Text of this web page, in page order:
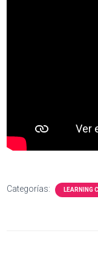
Categorías: LEARNING